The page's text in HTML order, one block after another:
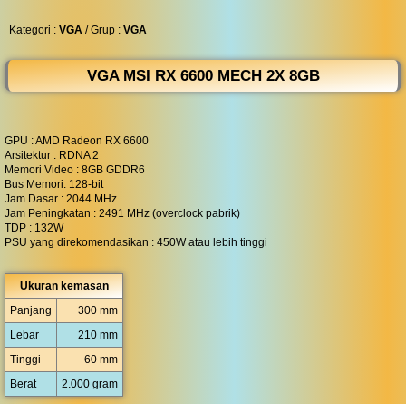
Kategori : VGA / Grup : VGA
VGA MSI RX 6600 MECH 2X 8GB
GPU : AMD Radeon RX 6600
Arsitektur : RDNA 2
Memori Video : 8GB GDDR6
Bus Memori: 128-bit
Jam Dasar : 2044 MHz
Jam Peningkatan : 2491 MHz (overclock pabrik)
TDP : 132W
PSU yang direkomendasikan : 450W atau lebih tinggi
Ukuran kemasan
Panjang
300 mm
Lebar
210 mm
Tinggi
60 mm
Berat
2.000 gram